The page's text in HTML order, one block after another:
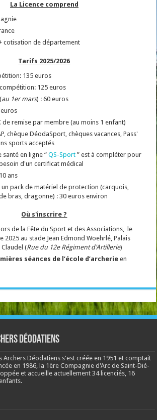
La Licence comprend
cotisation de département
Tarifs 2025/2026
135 euros
125 euros
au 1er mars) : 60 euros
de remise par membre (au moins 1 enfant)
chèque DéodaSport, chèques vacances, Pass'
sports acceptés
santé en ligne “QS-Sport ” est à compléter pour
d'un certificat médical
ans
pack de matériel de protection (carquois,
bras, dragonne) : 30 euros environ
Où s'inscrire ?
, lors de la Fête du Sport et des Associations, le
2025 au stade Jean Edmond Woehrlé, Palais
(Rue du 12e Régiment d'Artillerie)
séances de l’école d’archerieen
Déodatiens
Archers Déodatiens s'est créée en 1951 et comptait
en 1986, la 1ère Compagnie d'Arc de Saint-Dié-
et accueille actuellement 34 licenciés, 16